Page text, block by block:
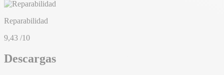
Reparabilidad
9,43 /10
Descargas